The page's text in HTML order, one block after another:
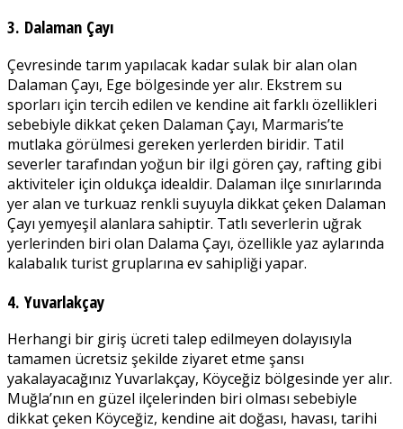
3. Dalaman Çayı
Çevresinde tarım yapılacak kadar sulak bir alan olan
Dalaman Çayı, Ege bölgesinde yer alır. Ekstrem su
sporları için tercih edilen ve kendine ait farklı özellikleri
sebebiyle dikkat çeken Dalaman Çayı, Marmaris’te
mutlaka görülmesi gereken yerlerden biridir. Tatil
severler tarafından yoğun bir ilgi gören çay, rafting gibi
aktiviteler için oldukça idealdir. Dalaman ilçe sınırlarında
yer alan ve turkuaz renkli suyuyla dikkat çeken Dalaman
Çayı yemyeşil alanlara sahiptir. Tatlı severlerin uğrak
yerlerinden biri olan Dalama Çayı, özellikle yaz aylarında
kalabalık turist gruplarına ev sahipliği yapar.
4. Yuvarlakçay
Herhangi bir giriş ücreti talep edilmeyen dolayısıyla
tamamen ücretsiz şekilde ziyaret etme şansı
yakalayacağınız Yuvarlakçay, Köyceğiz bölgesinde yer alır.
Muğla’nın en güzel ilçelerinden biri olması sebebiyle
dikkat çeken Köyceğiz, kendine ait doğası, havası, tarihi